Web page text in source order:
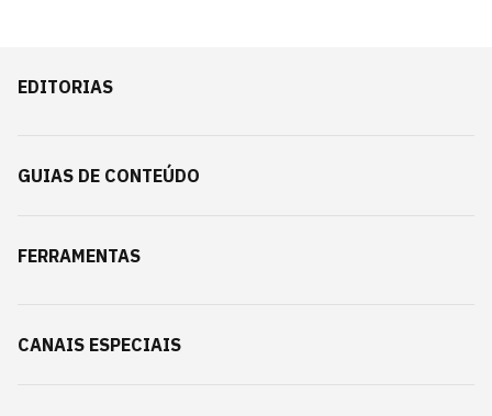
EDITORIAS
GUIAS DE CONTEÚDO
FERRAMENTAS
CANAIS ESPECIAIS